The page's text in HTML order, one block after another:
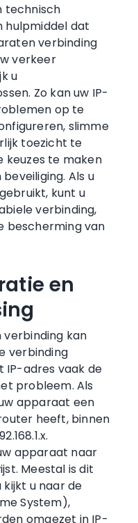
technisch
hulpmiddel dat
verbinding
verkeer
u
Zo kan uw IP-
op te
slimme
toezicht te
keuzes te maken
Als u
kunt u
verbinding,
bescherming van
en
kan
verbinding
IP-adres vaak de
probleem. Als
apparaat een
heeft, binnen
apparaat naar
Meestal is dit
kijkt u naar de
System),
omgezet in IP-